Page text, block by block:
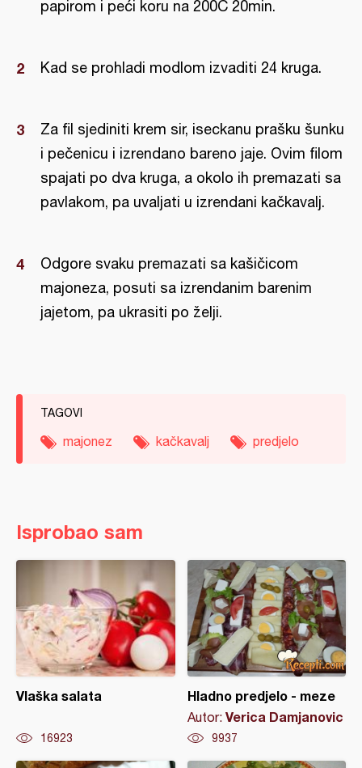
papirom i peći koru na 200C 20min.
Kad se prohladi modlom izvaditi 24 kruga.
Za fil sjediniti krem sir, iseckanu prašku šunku
i pečenicu i izrendano bareno jaje. Ovim filom
spajati po dva kruga, a okolo ih premazati sa
pavlakom, pa uvaljati u izrendani kačkavalj.
Odgore svaku premazati sa kašičicom
majoneza, posuti sa izrendanim barenim
jajetom, pa ukrasiti po želji.
TAGOVI
majonez kačkavalj predjelo
Isprobao sam
Vlaška salata
16923
Hladno predjelo - meze
Autor: Verica Damjanovic
9937